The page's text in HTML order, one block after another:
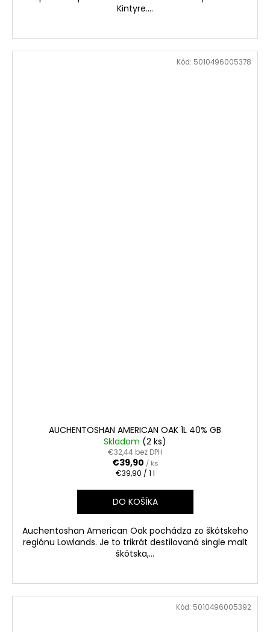
Kintyre....
AUCHENTOSHAN AMERICAN OAK 1L 40% GB
Skladom (2 ks)
€32,44 bez DPH
€39,90 / ks
Jednotková
€39,90 / 1 l
DO KOŠÍKA
Auchentoshan American Oak pochádza zo škótskeho
regiónu Lowlands. Je to trikrát destilovaná single malt
škótska,...
Kód: 5010496005378
Kód: 5010496005392